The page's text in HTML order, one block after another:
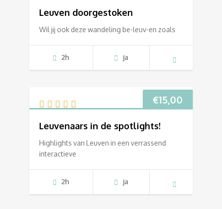
Leuven doorgestoken
Wil jij ook deze wandeling be-leuv-en zoals
2h ja
€15,00
Leuvenaars in de spotlights!
Highlights van Leuven in een verrassend
interactieve
2h ja